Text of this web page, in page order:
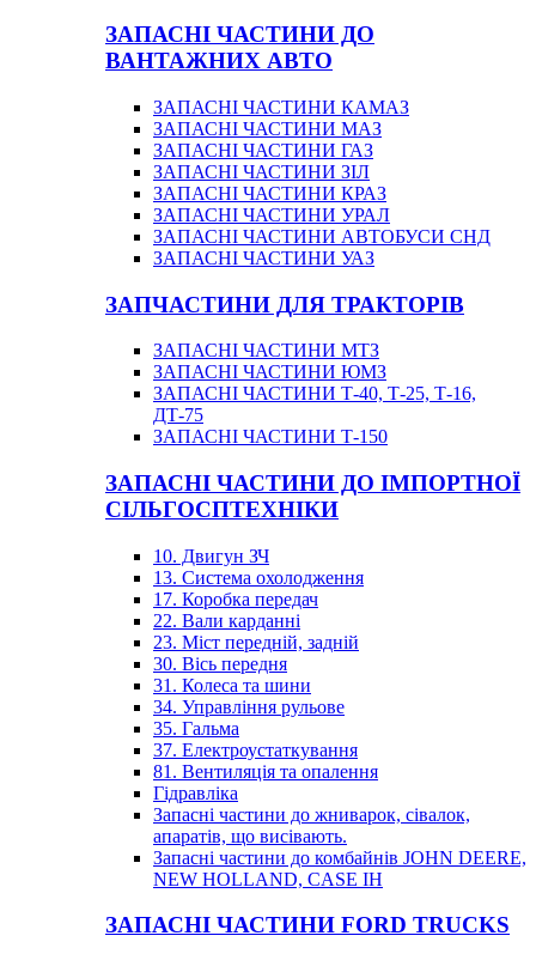
ЗАПАСНІ ЧАСТИНИ ДО
ВАНТАЖНИХ АВТО
ЗАПАСНІ ЧАСТИНИ КАМАЗ
ЗАПАСНІ ЧАСТИНИ МАЗ
ЗАПАСНІ ЧАСТИНИ ГАЗ
ЗАПАСНІ ЧАСТИНИ ЗІЛ
ЗАПАСНІ ЧАСТИНИ КРАЗ
ЗАПАСНІ ЧАСТИНИ УРАЛ
ЗАПАСНІ ЧАСТИНИ АВТОБУСИ СНД
ЗАПАСНІ ЧАСТИНИ УАЗ
ЗАПЧАСТИНИ ДЛЯ ТРАКТОРІВ
ЗАПАСНІ ЧАСТИНИ МТЗ
ЗАПАСНІ ЧАСТИНИ ЮМЗ
ЗАПАСНІ ЧАСТИНИ Т-40, Т-25, Т-16,
ДТ-75
ЗАПАСНІ ЧАСТИНИ Т-150
ЗАПАСНІ ЧАСТИНИ ДО ІМПОРТНОЇ
СІЛЬГОСПТЕХНІКИ
10. Двигун ЗЧ
13. Система охолодження
17. Коробка передач
22. Вали карданні
23. Міст передній, задній
30. Вісь передня
31. Колеса та шини
34. Управління рульове
35. Гальма
37. Електроустаткування
81. Вентиляція та опалення
Гідравліка
Запасні частини до жниварок, сівалок,
апаратів, що висівають.
Запасні частини до комбайнів JOHN DEERE,
NEW HOLLAND, CASE IH
ЗАПАСНІ ЧАСТИНИ FORD TRUCKS